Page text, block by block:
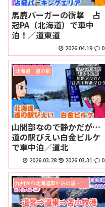
馬鹿バーガーの衝撃 占
冠PA（北海道）で車中
泊！／道東道
2026.04.19 0
北海道 道の駅
山間部なので静かだが…
道の駅びえい白金ビルケ
で車中泊／道北
2026.03.28 2026.03.31 0
九州から北海道車中泊の旅・宗谷岬で年末年始2025⇒2026